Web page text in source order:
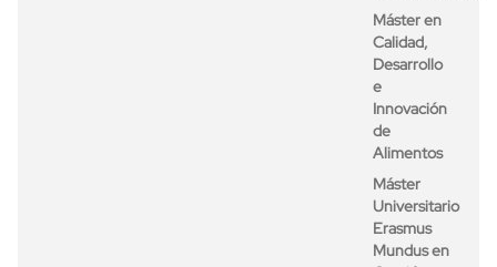
Máster en
Calidad,
Desarrollo
e
Innovación
de
Alimentos
Máster
Universitario
Erasmus
Mundus en